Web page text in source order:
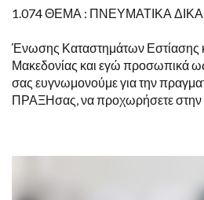
1.074 ΘΕΜΑ : ΠΝΕΥΜΑΤΙΚΑ
Κ. Υπουργέ,
Ένωσης Καταστημάτων Εστίασης
Μακεδονίας και εγώ προσωπικά
σας ευγνωμονούμε για την
ΠΡΑΞΗσας, να προχωρήσετε